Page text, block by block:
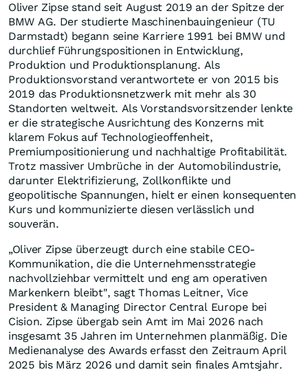
Oliver Zipse stand seit August 2019 an der Spitze der
BMW AG. Der studierte Maschinenbauingenieur (TU
Darmstadt) begann seine Karriere 1991 bei BMW und
durchlief Führungspositionen in Entwicklung,
Produktion und Produktionsplanung. Als
Produktionsvorstand verantwortete er von 2015 bis
2019 das Produktionsnetzwerk mit mehr als 30
Standorten weltweit. Als Vorstandsvorsitzender lenkte
er die strategische Ausrichtung des Konzerns mit
klarem Fokus auf Technologieoffenheit,
Premiumpositionierung und nachhaltige Profitabilität.
Trotz massiver Umbrüche in der Automobilindustrie,
darunter Elektrifizierung, Zollkonflikte und
geopolitische Spannungen, hielt er einen konsequenten
Kurs und kommunizierte diesen verlässlich und
souverän.
„Oliver Zipse überzeugt durch eine stabile CEO-
Kommunikation, die die Unternehmensstrategie
nachvollziehbar vermittelt und eng am operativen
Markenkern bleibt", sagt Thomas Leitner, Vice
President & Managing Director Central Europe bei
Cision. Zipse übergab sein Amt im Mai 2026 nach
insgesamt 35 Jahren im Unternehmen planmäßig. Die
Medienanalyse des Awards erfasst den Zeitraum April
2025 bis März 2026 und damit sein finales Amtsjahr.